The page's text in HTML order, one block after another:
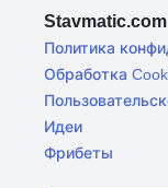
Stavmatic.com
Политика
Обработка
Идеи
Фрибеты